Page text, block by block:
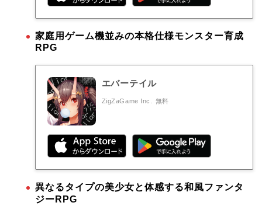
家庭用ゲーム機並みの本格仕様モンスター育成
RPG
エバーテイル
ZigZaGame Inc. 無料
異なるタイプの美少女と体感する和風ファンタ
ジーRPG